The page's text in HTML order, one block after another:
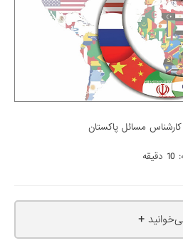
کارشناس مسائل پاکستان
+